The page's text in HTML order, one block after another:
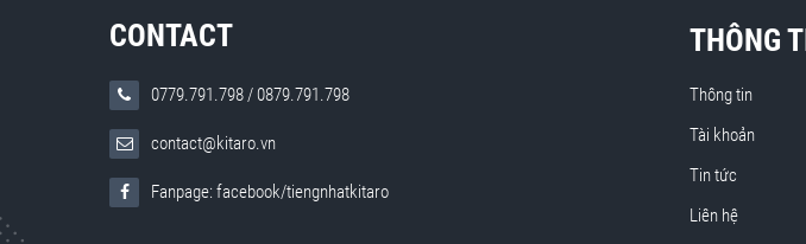
CONTACT
0779.791.798/0879.791.798
contact@kitaro.vn
Fanpage: facebook/tiengnhatkitaro
THÔNG
Thông tin
Tài khoản
Tin tức
Liên hệ